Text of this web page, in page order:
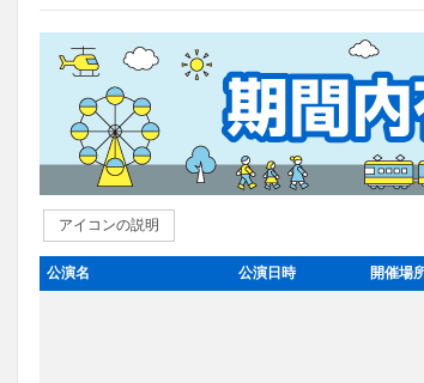
アイコンの説明
公演名 公演日時 開催場